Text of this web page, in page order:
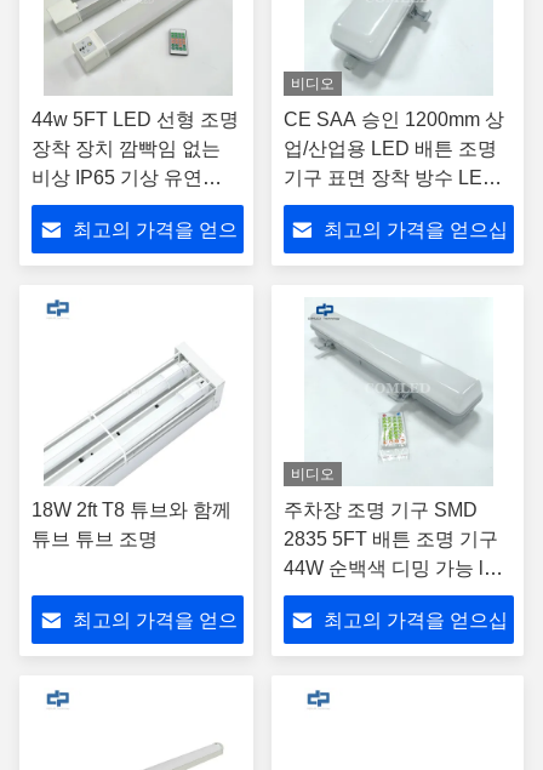
44w 5FT LED 선형 조명
장착 장치 깜빡임 없는
비상 IP65 기상 유연
LED 배튼 센서 저조 주
차장 LED 배튼 조명 터
널 조명 장착 장치
최고의 가격을 얻으
비디오
CE SAA 승인 1200mm 상
업/산업용 LED 배튼 조명
기구 표면 장착 방수 LED
조명기구 비상 배터리 방폭
LED 조명
최고의 가격을 얻으십
18W 2ft T8 튜브와 함께
튜브 튜브 조명
최고의 가격을 얻으
비디오
주차장 조명 기구 SMD
2835 5FT 배튼 조명 기구
44W 순백색 디밍 가능 lED
배튼 산업용 선형 lED 조명
전체 PC 하우징 포함
최고의 가격을 얻으십